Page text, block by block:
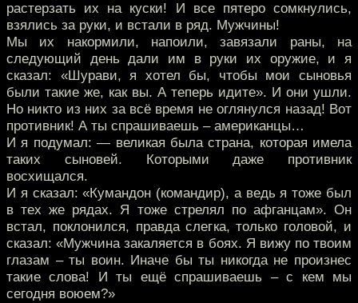
растерзать их на куски! И все пятеро сомкнулись,
взялись за руки, и встали в ряд. Мужчины!
Мы их накормили, напоили, завязали раны, на
следующий день дали им в руки их оружие, и я
сказал: «Шурави, я хотел бы, чтобы мои сыновья
были такие же, как вы. А теперь идите». И они ушли.
Но никто из них за всё время не оглянулся назад! Вот
противник! А ты спрашиваешь – американцы…
И я подумал: — великая была страна, которая имела
таких сыновей. Которыми даже противник
восхищался.
И я сказал: «Кумандон (командир), а ведь я тоже был
в тех же рядах. Я тоже стрелял по афганцам». Он
встал, поклонился, правда слегка, только головой, и
сказал: «Мужчина закаляется в боях. Я вижу по твоим
глазам – ты воин. Иначе бы ты никогда не произнес
такие слова! И ты ещё спрашиваешь – с кем мы
сегодня воюем?»